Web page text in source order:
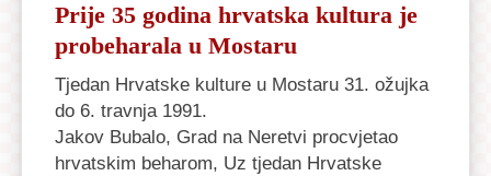
Prije 35 godina hrvatska kultura je
probeharala u Mostaru
Tjedan Hrvatske kulture u Mostaru 31. ožujka
do 6. travnja 1991.
Jakov Bubalo, Grad na Neretvi procvjetao
hrvatskim beharom, Uz tjedan Hrvatske